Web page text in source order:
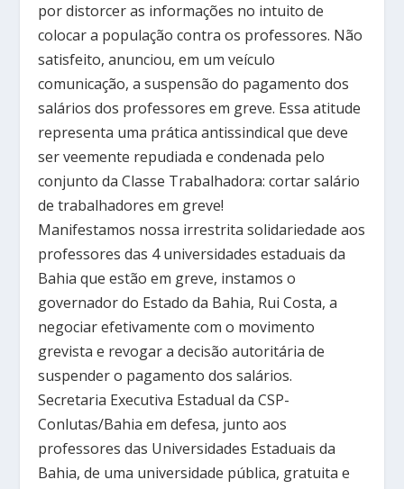
por distorcer as informações no intuito de
colocar a população contra os professores. Não
satisfeito, anunciou, em um veículo
comunicação, a suspensão do pagamento dos
salários dos professores em greve. Essa atitude
representa uma prática antissindical que deve
ser veemente repudiada e condenada pelo
conjunto da Classe Trabalhadora: cortar salário
de trabalhadores em greve!
Manifestamos nossa irrestrita solidariedade aos
professores das 4 universidades estaduais da
Bahia que estão em greve, instamos o
governador do Estado da Bahia, Rui Costa, a
negociar efetivamente com o movimento
grevista e revogar a decisão autoritária de
suspender o pagamento dos salários.
Secretaria Executiva Estadual da CSP-
Conlutas/Bahia em defesa, junto aos
professores das Universidades Estaduais da
Bahia, de uma universidade pública, gratuita e